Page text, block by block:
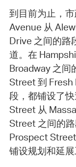
到目前为止，
Avenue 从
Drive 之间的路
道。在
Broadway 之间
Street 到 Fresh
段，都铺设了
Street 从
Street 之间的
Prospect
铺设规划和延展